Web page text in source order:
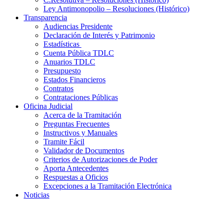
Ley Antimonopolio – Resoluciones (Histórico)
Transparencia
Audiencias Presidente
Declaración de Interés y Patrimonio
Estadísticas
Cuenta Pública TDLC
Anuarios TDLC
Presupuesto
Estados Financieros
Contratos
Contrataciones Públicas
Oficina Judicial
Acerca de la Tramitación
Preguntas Frecuentes
Instructivos y Manuales
Tramite Fácil
Validador de Documentos
Criterios de Autorizaciones de Poder
Aporta Antecedentes
Respuestas a Oficios
Excepciones a la Tramitación Electrónica
Noticias